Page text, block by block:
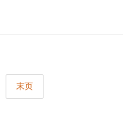
末页